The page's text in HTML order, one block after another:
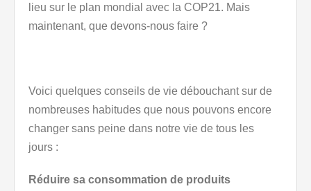
lieu sur le plan mondial avec la COP21. Mais
maintenant, que devons-nous faire ?
Voici quelques conseils de vie débouchant sur de
nombreuses habitudes que nous pouvons encore
changer sans peine dans notre vie de tous les
jours :
Réduire sa consommation de produits